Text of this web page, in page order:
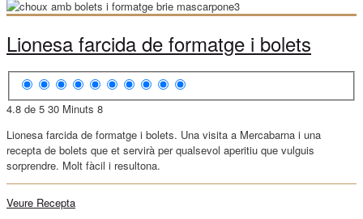
Lionesa farcida de formatge i bolets
4.8 de 5 30 Minuts 8
Lionesa farcida de formatge i bolets. Una visita a Mercabarna i una
recepta de bolets que et servirà per qualsevol aperitiu que vulguis
sorprendre. Molt fàcil i resultona.
Veure Recepta